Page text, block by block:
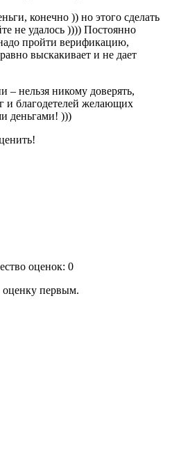
конечно )) но этого сделать
не удалось )))) Постоянно
пройти верификацию,
выскакивает и не дает
нельзя никому доверять,
и благодетелей желающих
деньгами! )))
оценок: 0
оценку первым.